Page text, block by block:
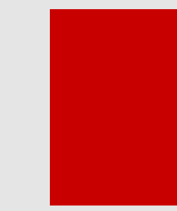
Analyse von Zielgruppen durch